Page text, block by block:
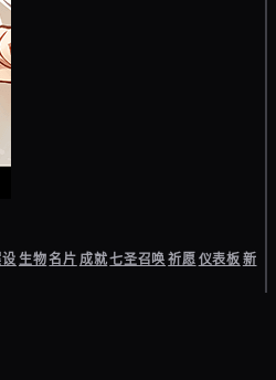
生物名片成就七圣召唤祈愿仪表板新